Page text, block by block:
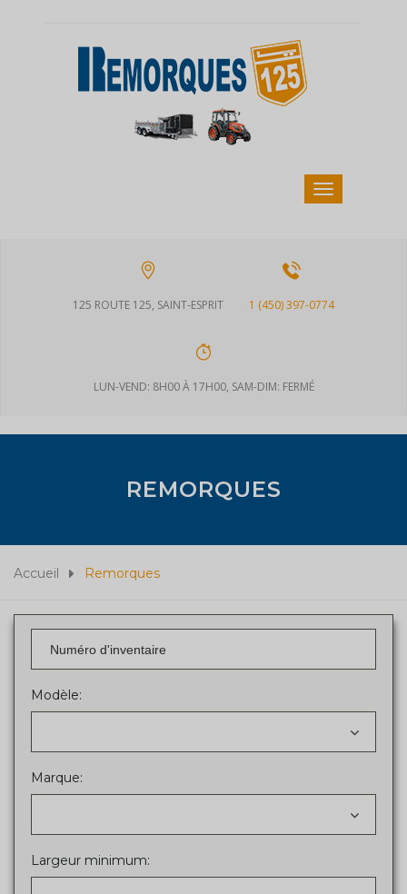
125 ROUTE 125, SAINT-ESPRIT 1 (450) 397-0774
LUN-VEND: 8H00 À 17H00, SAM-DIM: FERMÉ
REMORQUES
Accueil Remorques
Modèle:
Marque:
Largeur minimum: